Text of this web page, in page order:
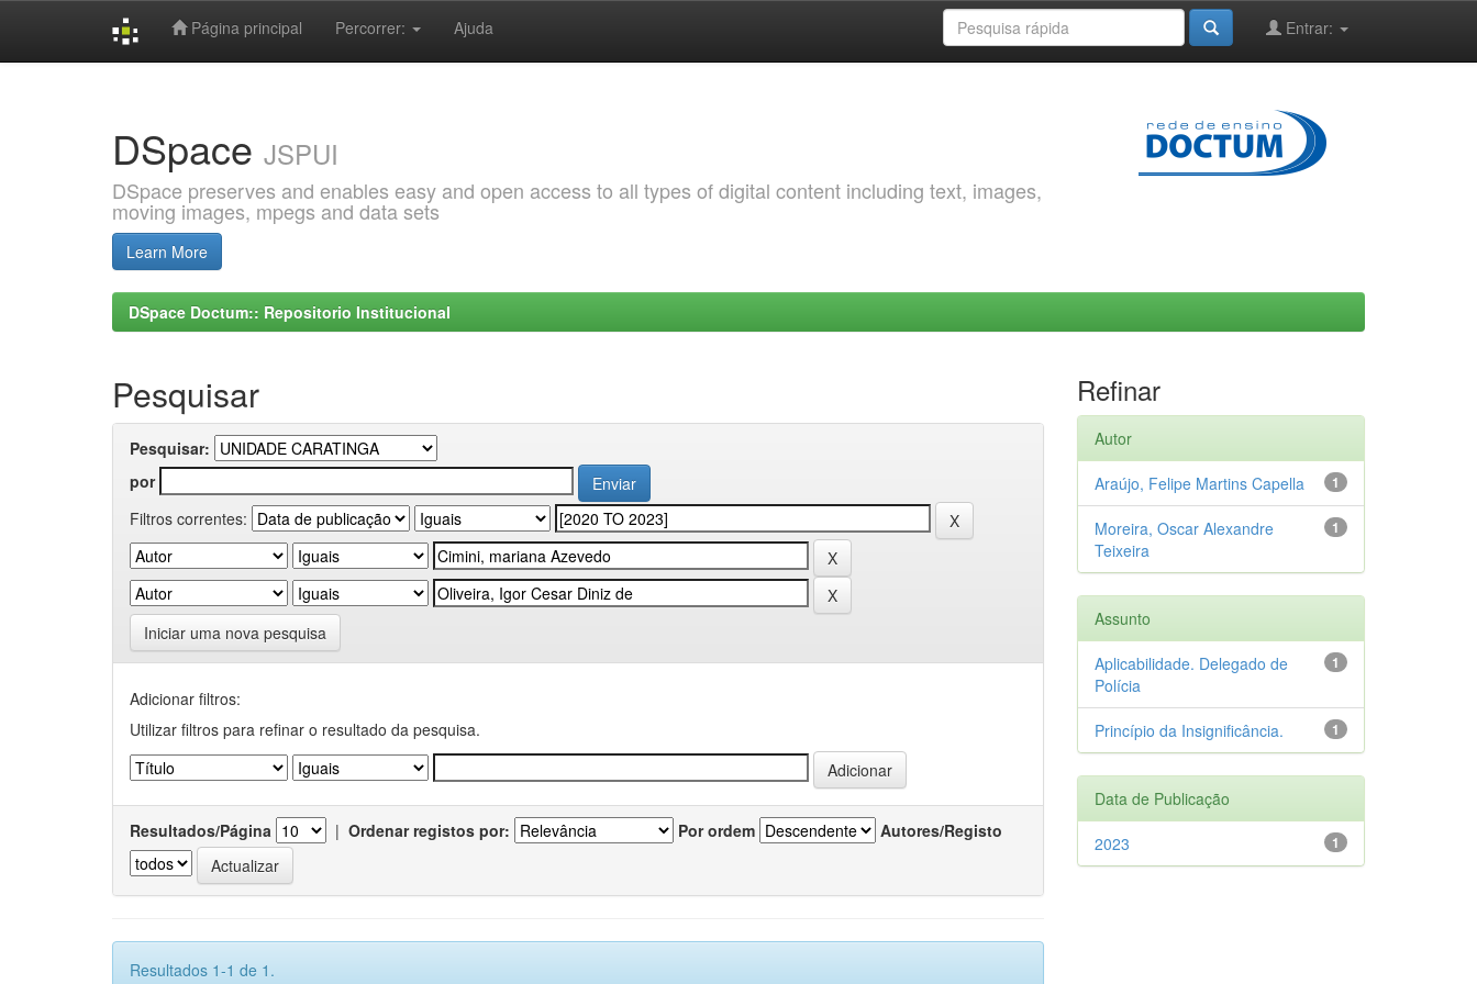
Página principal Percorrer: Ajuda Entrar:
DSpace JSPUI
DSpace preserves and enables easy and open access to all types of digital content including text, images,
moving images, mpegs and data sets
Learn More
DSpace Doctum:: Repositorio Institucional
Pesquisar
Pesquisar:
por
Filtros correntes:
Iniciar uma nova pesquisa
Adicionar filtros:
Utilizar filtros para refinar o resultado da pesquisa.
Resultados/Página | Ordenar registos por: Por ordem Autores/Registo
Resultados 1-1 de 1.
Refinar
Autor
1
Araújo, Felipe Martins Capella
1
Moreira, Oscar Alexandre
Teixeira
Assunto
1
Aplicabilidade. Delegado de
Polícia
1
Princípio da Insignificância.
Data de Publicação
1
2023